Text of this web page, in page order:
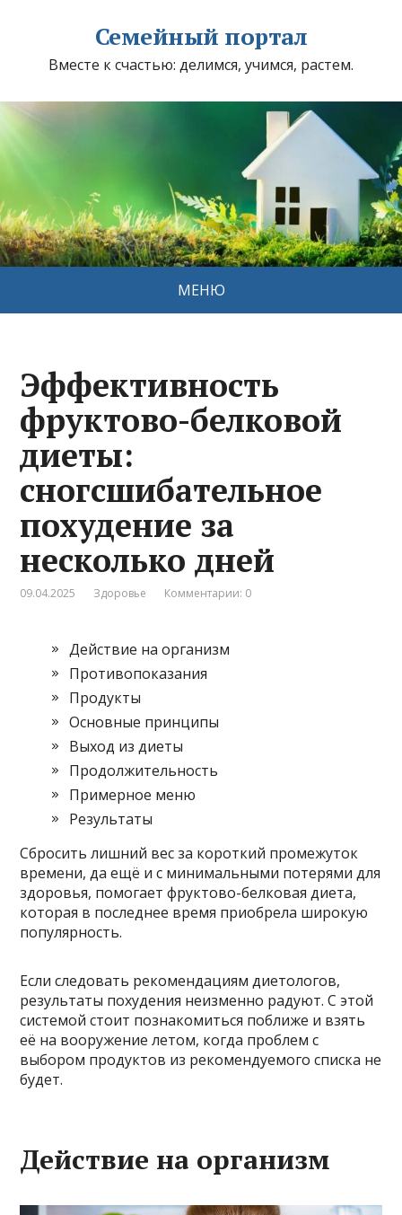
Семейный портал
Вместе к счастью: делимся, учимся, растем.
МЕНЮ
Эффективность
фруктово-белковой
диеты:
сногсшибательное
похудение за
несколько дней
09.04.2025 Здоровье Комментарии: 0
Действие на организм
Противопоказания
Продукты
Основные принципы
Выход из диеты
Продолжительность
Примерное меню
Результаты
Сбросить лишний вес за короткий промежуток
времени, да ещё и с минимальными потерями для
здоровья, помогает фруктово-белковая диета,
которая в последнее время приобрела широкую
популярность.
Если следовать рекомендациям диетологов,
результаты похудения неизменно радуют. С этой
системой стоит познакомиться поближе и взять
её на вооружение летом, когда проблем с
выбором продуктов из рекомендуемого списка не
будет.
Действие на организм